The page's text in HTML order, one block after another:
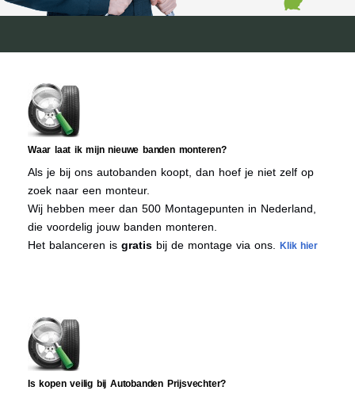
Waar laat ik mijn nieuwe banden monteren?
Als je bij ons autobanden koopt, dan hoef je niet zelf op
zoek naar een monteur.
Wij hebben meer dan 500 Montagepunten in Nederland,
die voordelig jouw banden monteren.
Het balanceren is gratis bij de montage via ons. Klik hier
Is kopen veilig bij Autobanden Prijsvechter?